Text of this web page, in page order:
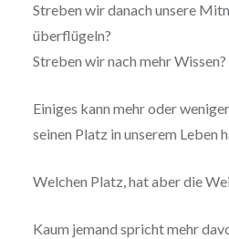
Streben wir danach unsere
überflügeln?
Streben wir nach mehr Wissen?
Einiges kann mehr oder
seinen Platz in unserem Leben
Welchen Platz, hat aber die
Kaum jemand spricht mehr